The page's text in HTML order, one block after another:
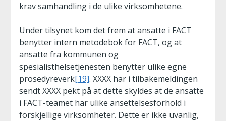
krav samhandling i de ulike virksomhetene.
Under tilsynet kom det frem at ansatte i FACT
benytter intern metodebok for FACT, og at
ansatte fra kommunen og
spesialisthelsetjenesten benytter ulike egne
prosedyreverk[19]. XXXX har i tilbakemeldingen
sendt XXXX pekt på at dette skyldes at de ansatte
i FACT-teamet har ulike ansettelsesforhold i
forskjellige virksomheter. Dette er ikke uvanlig,